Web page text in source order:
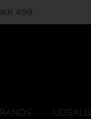
499
UDSALG